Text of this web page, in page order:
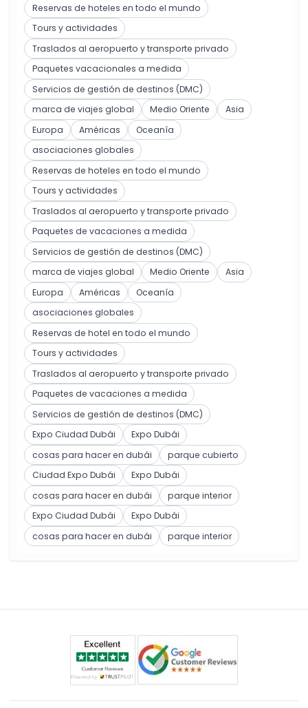
Reservas de hoteles en todo el mundo
Tours y actividades
Traslados al aeropuerto y transporte privado
Paquetes vacacionales a medida
Servicios de gestión de destinos (DMC)
marca de viajes global
Medio Oriente
Asia
Europa
Américas
Oceanía
asociaciones globales
Reservas de hoteles en todo el mundo
Tours y actividades
Traslados al aeropuerto y transporte privado
Paquetes de vacaciones a medida
Servicios de gestión de destinos (DMC)
marca de viajes global
Medio Oriente
Asia
Europa
Américas
Oceanía
asociaciones globales
Reservas de hotel en todo el mundo
Tours y actividades
Traslados al aeropuerto y transporte privado
Paquetes de vacaciones a medida
Servicios de gestión de destinos (DMC)
Expo Ciudad Dubái
Expo Dubái
cosas para hacer en dubái
parque cubierto
Ciudad Expo Dubái
Expo Dubái
cosas para hacer en dubái
parque interior
Expo Ciudad Dubái
Expo Dubái
cosas para hacer en dubái
parque interior